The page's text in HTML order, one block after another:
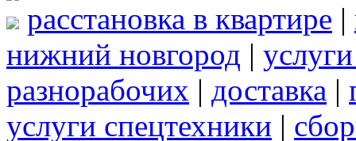
расстановка в квартире |
нижний новгород |
разнорабочих | доставка |
услуги спецтехники |